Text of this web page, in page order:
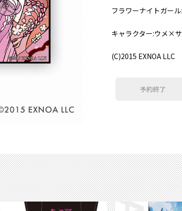
フラワーナイトガー
キャラクター:ウメ×
(C)2015 EXNOA LLC
予約終了